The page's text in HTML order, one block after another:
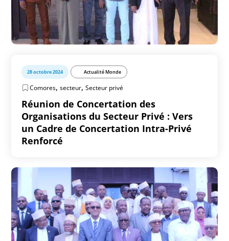
28 octobre 2024 Actualité Monde
Comores,secteur,Secteur privé
Réunion de Concertation des
Organisations du Secteur Privé : Vers
un Cadre de Concertation Intra-Privé
Renforcé